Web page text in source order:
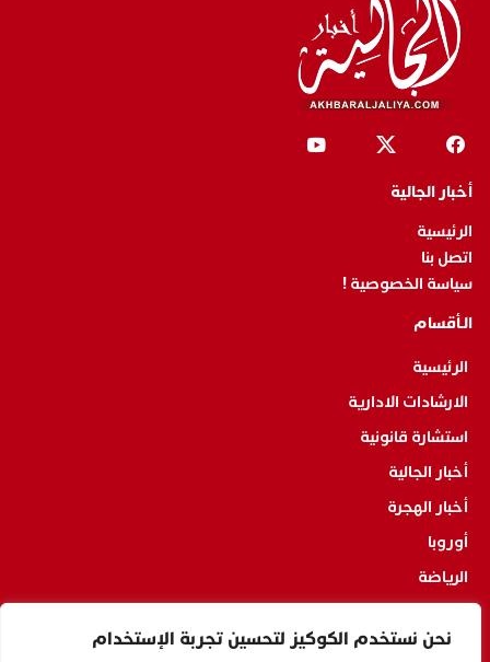
نحن نستخدم الكوكيز لتحسين تجربة الإستخدام
أخبار الجالية
الرئيسية
اتصل بنا
سياسة الخصوصية !
الـأقسام
الرئيسية
الارشادات الادارية
استشارة قانونية
أخبار الجالية
أخبار الهجرة
أوروبا
الرياضة
أسعار الصرف